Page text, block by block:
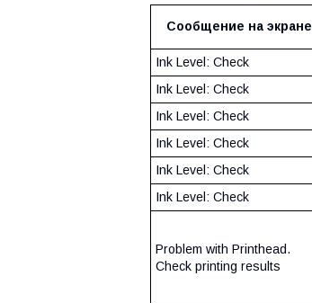
Сообщение на экране
Ink Level: Check
Ink Level: Check
Ink Level: Check
Ink Level: Check
Ink Level: Check
Ink Level: Check
Problem with Printhead.
Check printing results